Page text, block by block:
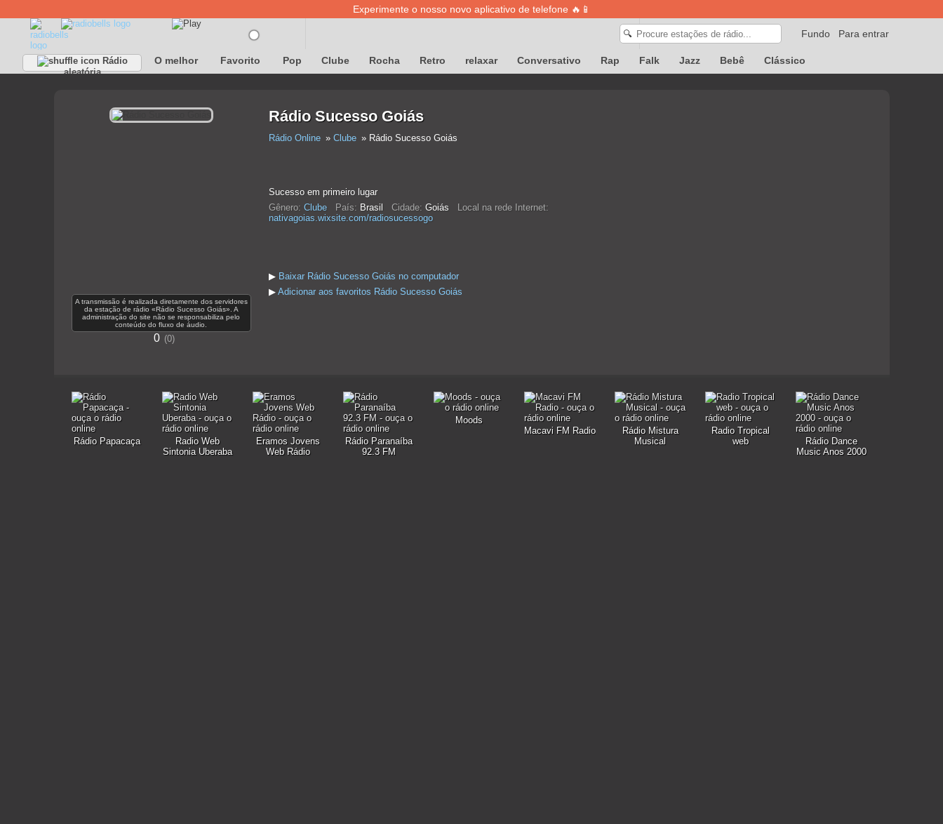
Experimente o nosso novo aplicativo de telefone 🔥📱
Para entrar
Fundo
🔍
Rádio
aleatória
O melhor Favorito Pop Clube Rocha Retro relaxar Conversativo Rap Falk Jazz Bebê Clássico
A transmissão é realizada diretamente dos servidores
da estação de rádio «Rádio Sucesso Goiás». A
administração do site não se responsabiliza pelo
conteúdo do fluxo de áudio.
0 0
Rádio Sucesso Goiás
Rádio Online Clube Rádio Sucesso Goiás
Sucesso em primeiro lugar
Gênero: Clube País: Brasil Cidade: Goiás
Local na rede Internet:
nativagoias.wixsite.com/radiosucessogo
▶ Baixar Rádio Sucesso Goiás no computador
▶ Adicionar aos favoritos Rádio Sucesso Goiás
Rádio Papacaça
Radio Web
Sintonia Uberaba
Eramos Jovens
Web Rádio
Rádio Paranaíba
92.3 FM
Moods
Macavi FM Radio
Rádio Mistura
Musical
Radio Tropical
web
Rádio Dance
Music Anos 2000